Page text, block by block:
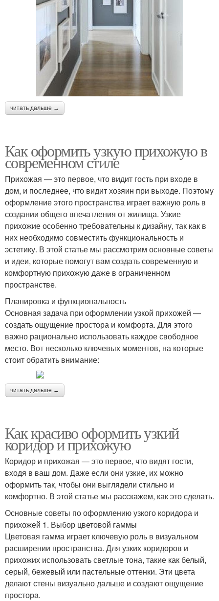
читать дальше →
Как оформить узкую прихожую в
современном стиле
Прихожая — это первое, что видит гость при входе в
дом, и последнее, что видит хозяин при выходе. Поэтому
оформление этого пространства играет важную роль в
создании общего впечатления от жилища. Узкие
прихожие особенно требовательны к дизайну, так как в
них необходимо совместить функциональность и
эстетику. В этой статье мы рассмотрим основные советы
и идеи, которые помогут вам создать современную и
комфортную прихожую даже в ограниченном
пространстве.
Планировка и функциональность
Основная задача при оформлении узкой прихожей —
создать ощущение простора и комфорта. Для этого
важно рационально использовать каждое свободное
место. Вот несколько ключевых моментов, на которые
стоит обратить внимание:
читать дальше →
Как красиво оформить узкий
коридор и прихожую
Коридор и прихожая — это первое, что видят гости,
входя в ваш дом. Даже если они узкие, их можно
оформить так, чтобы они выглядели стильно и
комфортно. В этой статье мы расскажем, как это сделать.
Основные советы по оформлению узкого коридора и
прихожей 1. Выбор цветовой гаммы
Цветовая гамма играет ключевую роль в визуальном
расширении пространства. Для узких коридоров и
прихожих использовать светлые тона, такие как белый,
серый, бежевый или пастельные оттенки. Эти цвета
делают стены визуально дальше и создают ощущение
простора.